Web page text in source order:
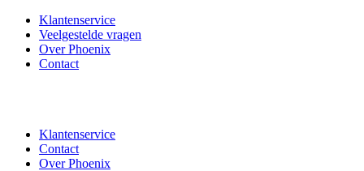
Klantenservice
Veelgestelde vragen
Over Phoenix
Contact
Klantenservice
Contact
Over Phoenix